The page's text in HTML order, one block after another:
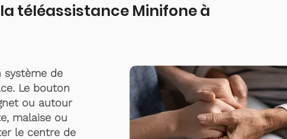
téléassistance Minifone à
système de
Le bouton
ou autour
malaise ou
le centre de